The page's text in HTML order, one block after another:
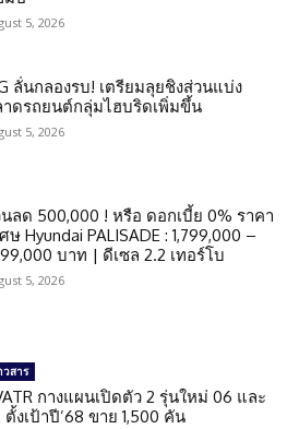
5, 2026
ลั่นกลองรบ! เตรียมลุยชิงส่วนแบ่ง
ดรถยนต์กลุ่มไฮบริดเพิ่มขึ้น
5, 2026
ลด 500,000 ! หรือ ดอกเบี้ย 0% ราคา
ษ Hyundai PALISADE : 1,799,000 –
บาท | ดีเซล 2.2 เทอร์โบ
5, 2026
วสาร
กางแผนเปิดตัว 2 รุ่นใหม่ 06 และ
ตั้งเป้าปี’68 ขาย 1,500 คัน